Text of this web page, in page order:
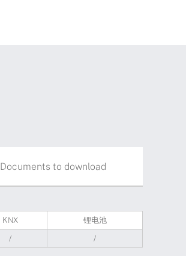
Documents to download
KNX
锂电池
/ /